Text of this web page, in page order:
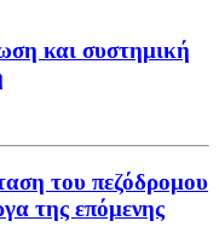
και συστημική
του πεζόδρομου
της επόμενης